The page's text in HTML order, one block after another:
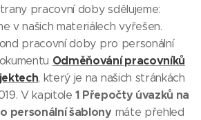
pracovní doby sdělujeme:
v našich materiálech vyřešen.
pracovní doby pro personální
Odměňování pracovníků
, který je na našich stránkách
V kapitole1 Přepočty úvazků na
personální šablony máte přehled